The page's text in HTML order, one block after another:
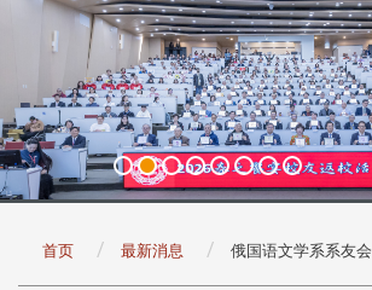
首页 最新消息 俄国语文学系系友会